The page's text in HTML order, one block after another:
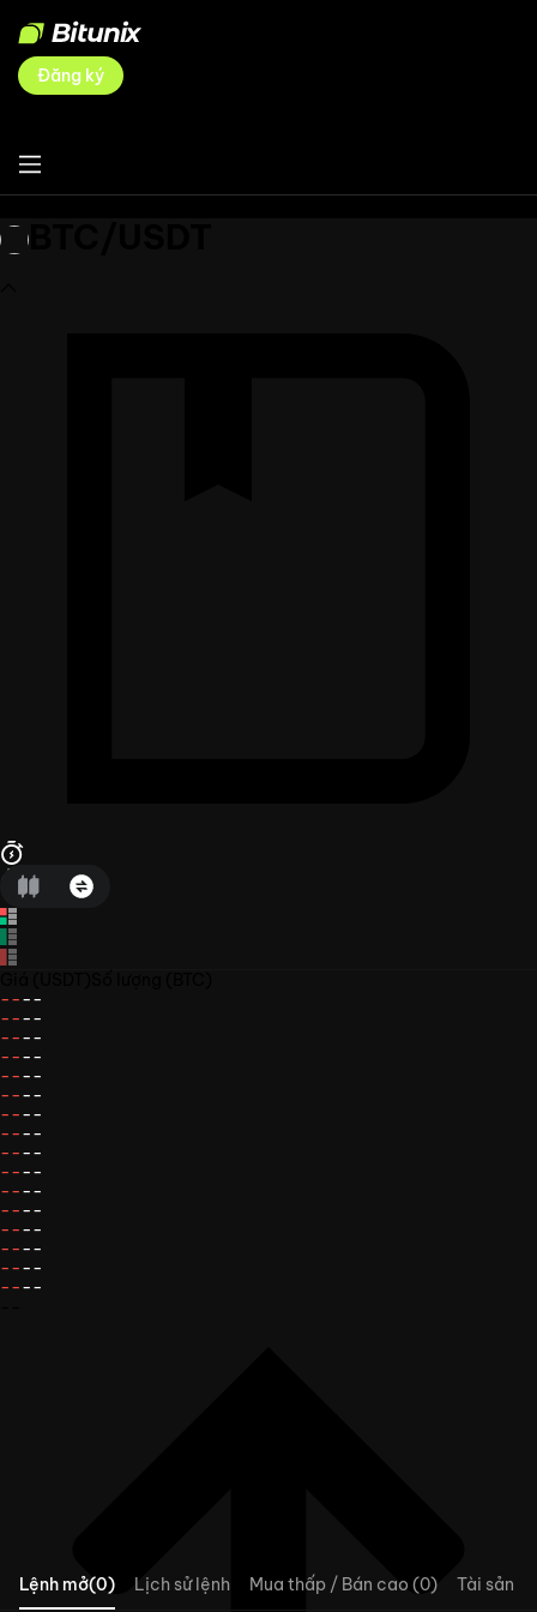
Đăng ký
----
----
----
----
----
----
----
----
----
----
----
----
----
----
----
----
Lệnh mở(0) Lịch sử lệnh Mua thấp / Bán cao (0)
Tài sản